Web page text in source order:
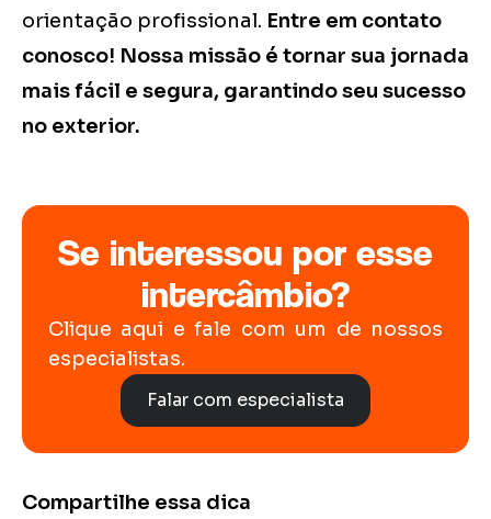
orientação profissional. Entre em contato
conosco! Nossa missão é tornar sua jornada
mais fácil e segura, garantindo seu sucesso
no exterior.
Se interessou por esse
intercâmbio?
Clique aqui e fale com um de nossos
especialistas.
Falar com especialista
Compartilhe essa dica